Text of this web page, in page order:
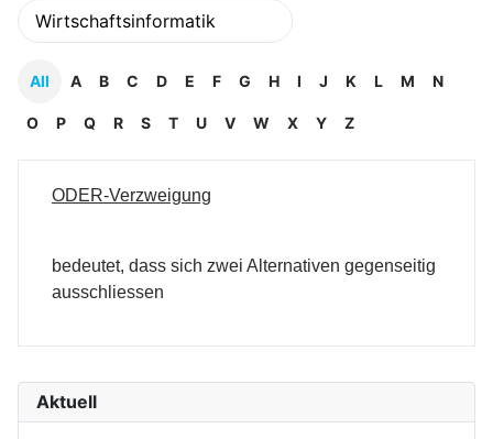
All A B C D E F G H I J K L M N
O P Q R S T U V W X Y Z
ODER-Verzweigung
bedeutet, dass sich zwei Alternativen gegenseitig
ausschliessen
Aktuell